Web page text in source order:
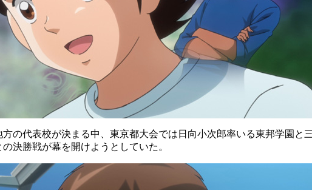
の代表校が決まる中、東京都大会では日向小次郎率いる東邦学園と
決勝戦が幕を開けようとしていた。